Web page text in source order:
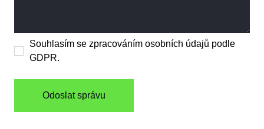
Souhlasím se zpracováním osobních údajů podle
GDPR.
Odoslat správu